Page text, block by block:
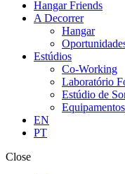
Hangar Friends
A Decorrer
Hangar
Estúdios
Co-Working
Laboratório
Estúdio de
Equipamentos
EN
PT
Close